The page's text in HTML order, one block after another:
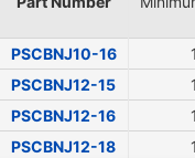
PSCBNJ10-16
PSCBNJ12-15
PSCBNJ12-16
PSCBNJ12-18